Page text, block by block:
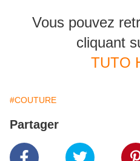
Vous pouvez
cliquant
TUTO
#COUTURE
Partager